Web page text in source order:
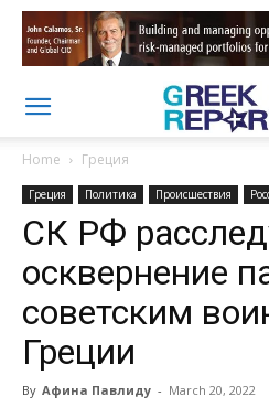
Home Греция
Греция Политика Происшествия
СК РФ
осквернение
советским
Греции
By Афина Павлиду - March 20, 2022